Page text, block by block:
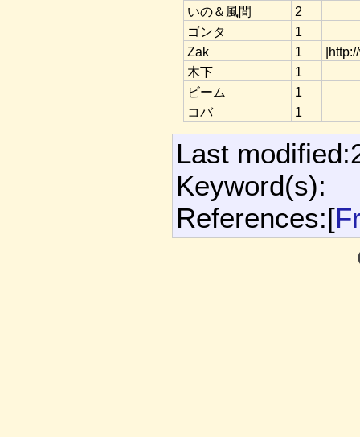
いの＆風間
2
ゴンタ
1
Zak
1
木下
1
ビーム
1
コバ
1
Last
Keyword(s):
References:[